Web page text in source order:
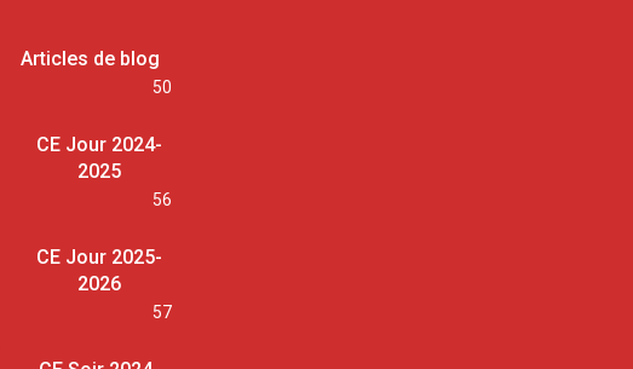
Articles de blog
50
CE Jour 2024-
2025
56
CE Jour 2025-
2026
57